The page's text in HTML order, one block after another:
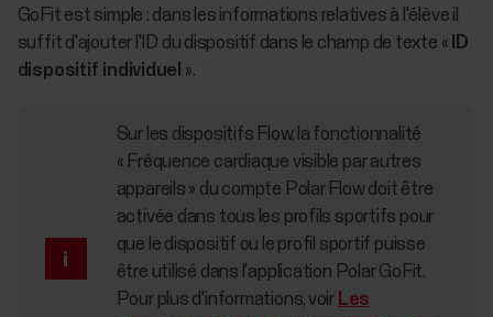
GoFit est simple : dans les informations relatives à l'élève il
suffit d'ajouter l'ID du dispositif dans le champ de texte « ID
dispositif individuel ».
Sur les dispositifs Flow, la fonctionnalité
« Fréquence cardiaque visible par autres
appareils » du compte Polar Flow doit être
activée dans tous les profils sportifs pour
que le dispositif ou le profil sportif puisse
être utilisé dans l'application Polar GoFit.
Pour plus d'informations, voir Les